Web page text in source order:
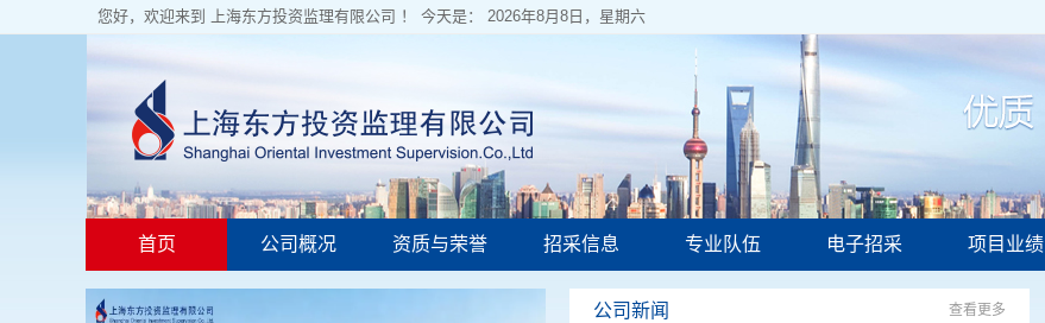
您好，欢迎来到 上海东方投资监理有限公司 ！ 今天是： 2026年8月8日，星期六
首页 公司概况 资质与荣誉 招采信息 专业队伍 电子招采 项目业绩
公司新闻 查看更多